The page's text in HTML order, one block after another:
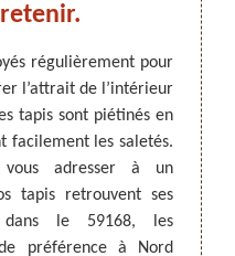
, REMPAILLAGE -
59 NORD
régulièrement pour
l’attrait de l’intérieur
tapis sont piétinés en
facilement les saletés.
adresser à un
tapis retrouvent ses
dans le 59168, les
de préférence à Nord
Les
qui
les
des